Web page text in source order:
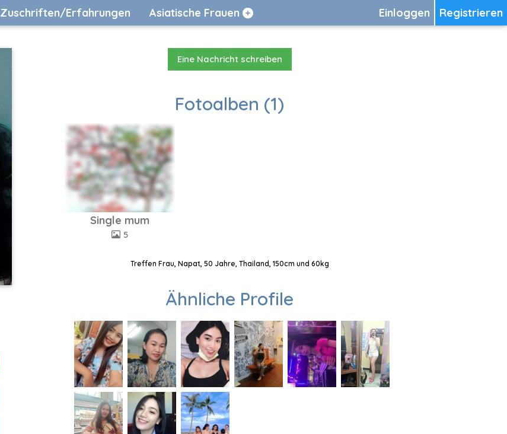
Registrieren
Einloggen
Zuschriften/Erfahrungen Asiatische Frauen
Eine Nachricht schreiben
Fotoalben (1)
Single mum
5
Treffen Frau, Napat, 50 Jahre, Thailand, 150cm und 60kg
Ähnliche Profile